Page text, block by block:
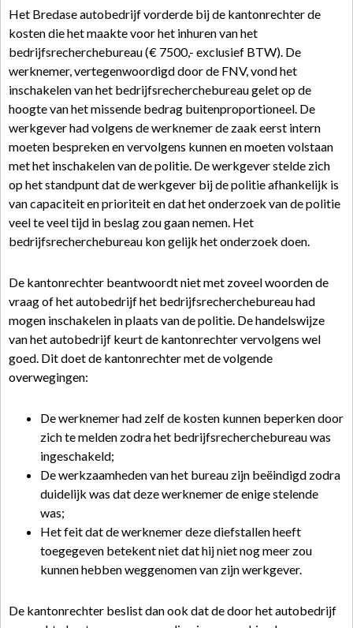
Het Bredase autobedrijf vorderde bij de kantonrechter de
kosten die het maakte voor het inhuren van het
bedrijfsrecherchebureau (€ 7500,- exclusief BTW). De
werknemer, vertegenwoordigd door de FNV, vond het
inschakelen van het bedrijfsrecherchebureau gelet op de
hoogte van het missende bedrag buitenproportioneel. De
werkgever had volgens de werknemer de zaak eerst intern
moeten bespreken en vervolgens kunnen en moeten volstaan
met het inschakelen van de politie. De werkgever stelde zich
op het standpunt dat de werkgever bij de politie afhankelijk is
van capaciteit en prioriteit en dat het onderzoek van de politie
veel te veel tijd in beslag zou gaan nemen. Het
bedrijfsrecherchebureau kon gelijk het onderzoek doen.
De kantonrechter beantwoordt niet met zoveel woorden de
vraag of het autobedrijf het bedrijfsrecherchebureau had
mogen inschakelen in plaats van de politie. De handelswijze
van het autobedrijf keurt de kantonrechter vervolgens wel
goed. Dit doet de kantonrechter met de volgende
overwegingen:
De werknemer had zelf de kosten kunnen beperken door
zich te melden zodra het bedrijfsrecherchebureau was
ingeschakeld;
De werkzaamheden van het bureau zijn beëindigd zodra
duidelijk was dat deze werknemer de enige stelende
was;
Het feit dat de werknemer deze diefstallen heeft
toegegeven betekent niet dat hij niet nog meer zou
kunnen hebben weggenomen van zijn werkgever.
De kantonrechter beslist dan ook dat de door het autobedrijf